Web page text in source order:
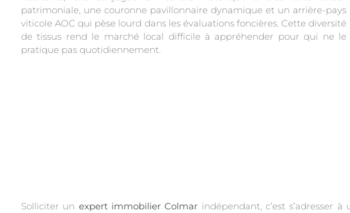
patrimoniale, une couronne pavillonnaire dynamique et un arrière-pays
viticole AOC qui pèse lourd dans les évaluations foncières. Cette diversité
de tissus rend le marché local difficile à appréhender pour qui ne le
pratique pas quotidiennement.
Solliciter un expert immobilier Colmar indépendant, c’est s’adresser